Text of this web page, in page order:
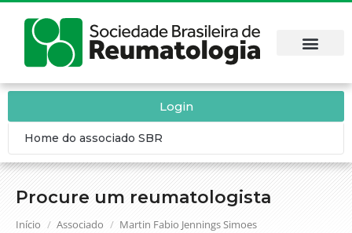
Procure um reumatologista
Você está aqui:
Início Associado Martin Fabio Jennings Simoes
Login
Home do associado SBR